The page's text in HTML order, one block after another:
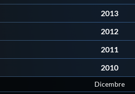
Mappa del sito
2013
2012
2011
2010
Dicembre